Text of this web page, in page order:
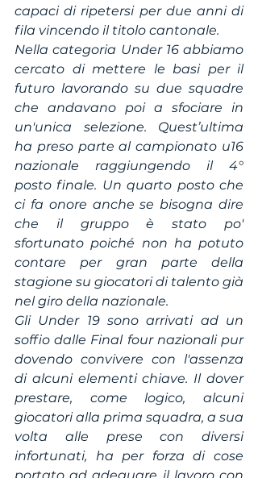
capaci di ripetersi per due anni di
fila vincendo il titolo cantonale.
Nella categoria Under 16 abbiamo
cercato di mettere le basi per il
futuro lavorando su due squadre
che andavano poi a sfociare in
un'unica selezione. Quest’ultima
ha preso parte al campionato u16
nazionale raggiungendo il 4°
posto finale. Un quarto posto che
ci fa onore anche se bisogna dire
che il gruppo è stato po'
sfortunato poiché non ha potuto
contare per gran parte della
stagione su giocatori di talento già
nel giro della nazionale.
Gli Under 19 sono arrivati ad un
soffio dalle Final four nazionali pur
dovendo convivere con l'assenza
di alcuni elementi chiave. Il dover
prestare, come logico, alcuni
giocatori alla prima squadra, a sua
volta alle prese con diversi
infortunati, ha per forza di cose